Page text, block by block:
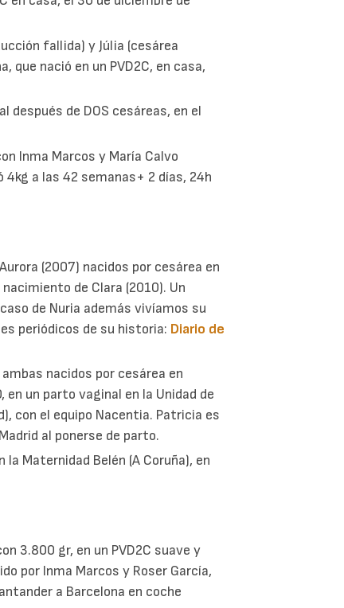
fallida) y Júlia (cesárea
que nació en un PVD2C, en casa,
después de DOS cesáreas, en el
Inma Marcos y María Calvo
a las 42 semanas+ 2 días, 24h
(2007) nacidos por cesárea en
de Clara (2010). Un
de Nuria además vivíamos su
periódicos de su historia: Diario de
nacidos por cesárea en
un parto vaginal en la Unidad de
con el equipo Nacentia. Patricia es
al ponerse de parto.
la Maternidad Belén (A Coruña), en
3.800 gr, en un PVD2C suave y
por Inma Marcos y Roser García,
a Barcelona en coche